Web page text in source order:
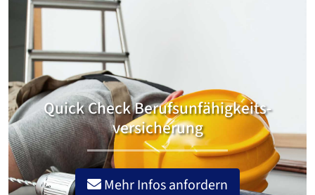
Quick Check Berufsunfähigkeits­
versicherung
Mehr Infos anfordern